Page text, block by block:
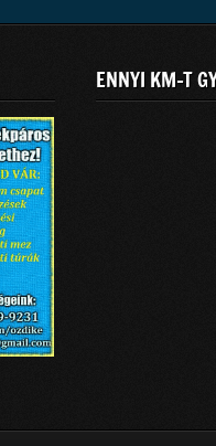
ENNYI KM-T